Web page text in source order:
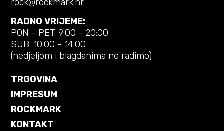
RADNO VRIJEME:
PON - PET: 9:00 - 20:00
SUB: 10:00 - 14:00
(nedjeljom i blagdanima ne radimo)
TRGOVINA
IMPRESUM
ROCKMARK
KONTAKT